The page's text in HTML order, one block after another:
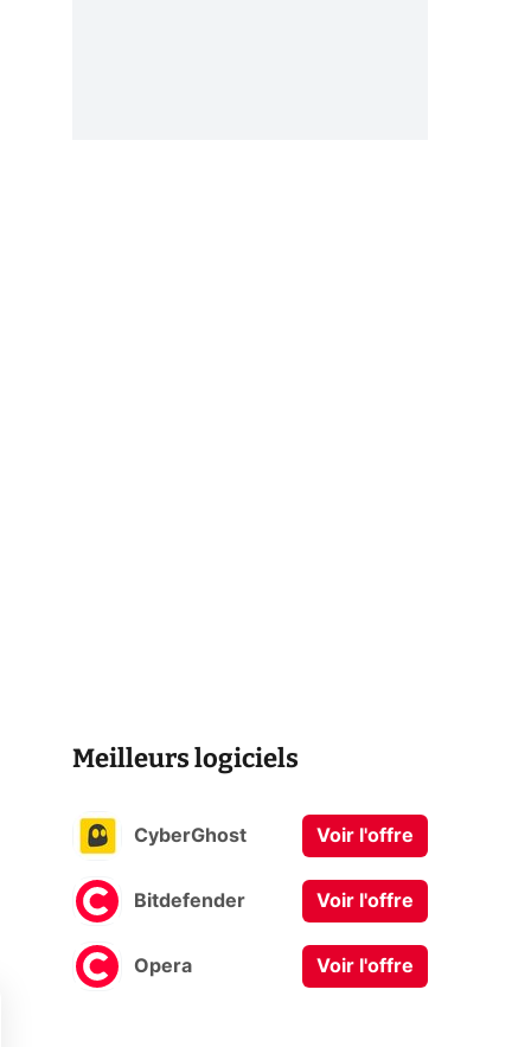
Meilleurs logiciels
CyberGhost Voir l'offre
Bitdefender Voir l'offre
Opera Voir l'offre